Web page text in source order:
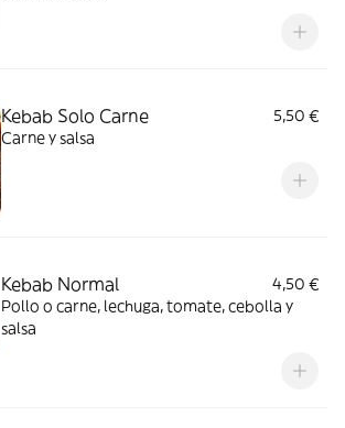
Kebab Solo Carne
5,50 €
Carne y salsa
Kebab Normal
4,50 €
Pollo o carne, lechuga, tomate, cebolla y
salsa